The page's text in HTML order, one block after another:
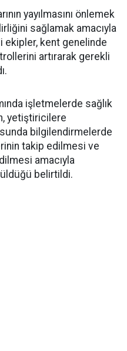
yayılmasını önlemek
sağlamak amacıyla
ekipler, kent genelinde
artırarak gerekli
işletmelerde sağlık
yetiştiricilere
bilgilendirmelerde
takip edilmesi ve
amacıyla
belirtildi.